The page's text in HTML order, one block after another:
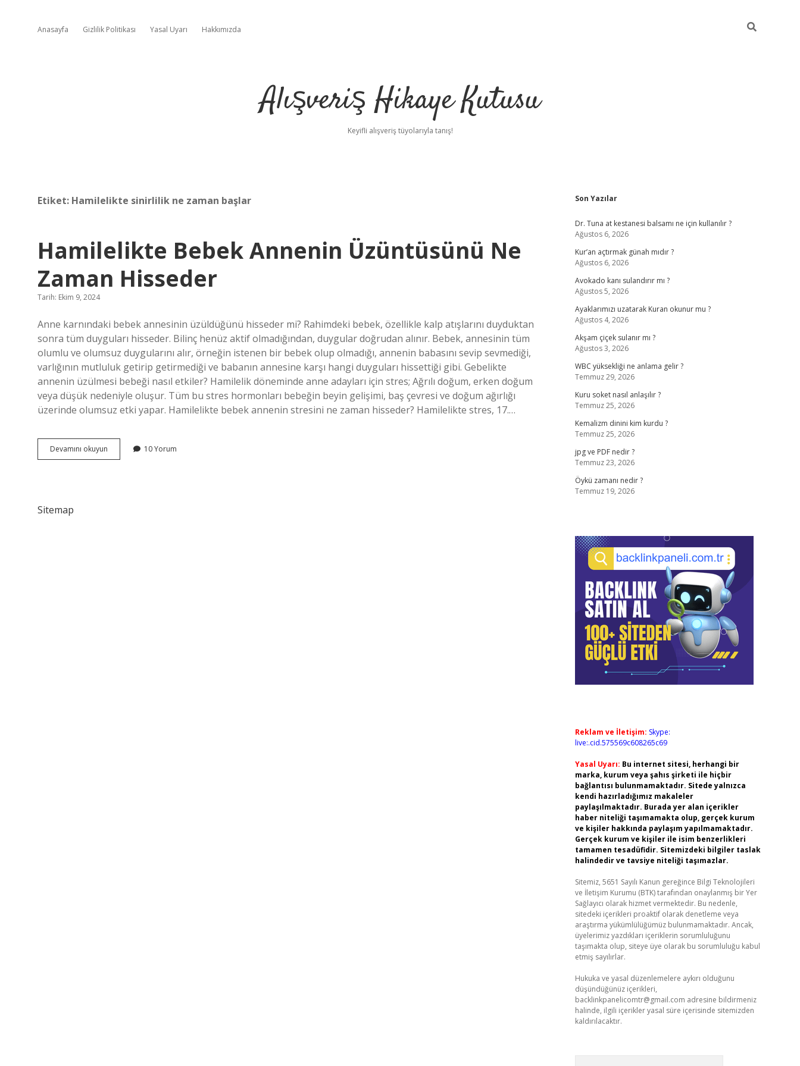
Anasayfa Gizlilik Politikası Yasal Uyarı Hakkımızda
Alışveriş Hikaye Kutusu
Keyifli alışveriş tüyolarıyla tanış!
Etiket: Hamilelikte sinirlilik ne zaman başlar
Hamilelikte Bebek Annenin Üzüntüsünü Ne
Zaman Hisseder
Tarih: Ekim 9, 2024
Anne karnındaki bebek annesinin üzüldüğünü hisseder mi? Rahimdeki bebek, özellikle kalp atışlarını duyduktan
sonra tüm duyguları hisseder. Bilinç henüz aktif olmadığından, duygular doğrudan alınır. Bebek, annesinin tüm
olumlu ve olumsuz duygularını alır, örneğin istenen bir bebek olup olmadığı, annenin babasını sevip sevmediği,
varlığının mutluluk getirip getirmediği ve babanın annesine karşı hangi duyguları hissettiği gibi. Gebelikte
annenin üzülmesi bebeği nasıl etkiler? Hamilelik döneminde anne adayları için stres; Ağrılı doğum, erken doğum
veya düşük nedeniyle oluşur. Tüm bu stres hormonları bebeğin beyin gelişimi, baş çevresi ve doğum ağırlığı
üzerinde olumsuz etki yapar. Hamilelikte bebek annenin stresini ne zaman hisseder? Hamilelikte stres, 17.…
Devamını okuyun Hamilelikte
Bebek
10 Yorum
Sitemap
Sidebar
Son Yazılar
Dr. Tuna at kestanesi balsamı ne için kullanılır ?
Ağustos 6, 2026
Kur’an açtırmak günah mıdır ?
Ağustos 6, 2026
Avokado kanı sulandırır mı ?
Ağustos 5, 2026
Ayaklarımızı uzatarak Kuran okunur mu ?
Ağustos 4, 2026
Akşam çiçek sulanır mı ?
Ağustos 3, 2026
WBC yüksekliği ne anlama gelir ?
Temmuz 29, 2026
Kuru soket nasıl anlaşılır ?
Temmuz 25, 2026
Kemalizm dinini kim kurdu ?
Temmuz 25, 2026
jpg ve PDF nedir ?
Temmuz 23, 2026
Öykü zamanı nedir ?
Temmuz 19, 2026
Reklam ve İletişim: Skype:
live:.cid.575569c608265c69
Yasal Uyarı: Bu internet sitesi, herhangi bir
marka, kurum veya şahıs şirketi ile hiçbir
bağlantısı bulunmamaktadır. Sitede yalnızca
kendi hazırladığımız makaleler
paylaşılmaktadır. Burada yer alan içerikler
haber niteliği taşımamakta olup, gerçek kurum
ve kişiler hakkında paylaşım yapılmamaktadır.
Gerçek kurum ve kişiler ile isim benzerlikleri
tamamen tesadüfidir. Sitemizdeki bilgiler taslak
halindedir ve tavsiye niteliği taşımazlar.
Sitemiz, 5651 Sayılı Kanun gereğince Bilgi Teknolojileri
ve İletişim Kurumu (BTK) tarafından onaylanmış bir Yer
Sağlayıcı olarak hizmet vermektedir. Bu nedenle,
sitedeki içerikleri proaktif olarak denetleme veya
araştırma yükümlülüğümüz bulunmamaktadır. Ancak,
üyelerimiz yazdıkları içeriklerin sorumluluğunu
taşımakta olup, siteye üye olarak bu sorumluluğu kabul
etmiş sayılırlar.
Hukuka ve yasal düzenlemelere aykırı olduğunu
düşündüğünüz içerikleri,
backlinkpanelicomtr@gmail.com adresine bildirmeniz
halinde, ilgili içerikler yasal süre içerisinde sitemizden
kaldırılacaktır.